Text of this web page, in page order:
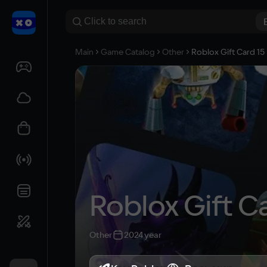
Main Game Catalog Other Roblox Gift Card 15
Roblox Gift
Other 2024 year